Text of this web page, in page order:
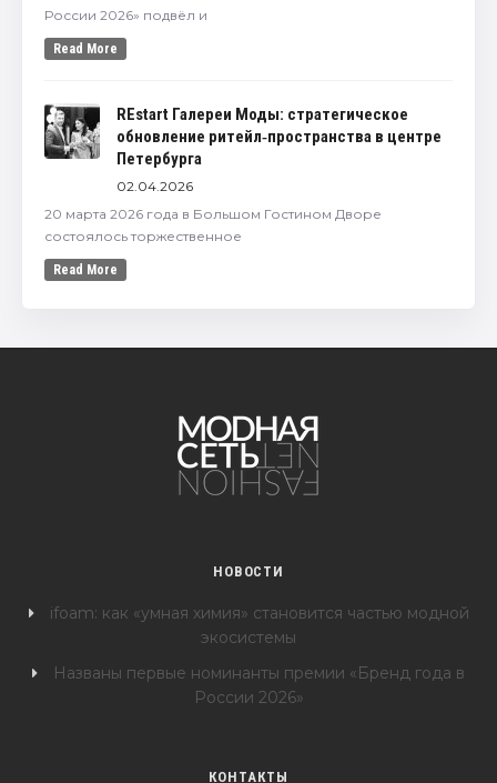
России 2026» подвёл и
Read More
REstart Галереи Моды: стратегическое
обновление ритейл‑пространства в центре
Петербурга
02.04.2026
20 марта 2026 года в Большом Гостином Дворе
состоялось торжественное
Read More
НОВОСТИ
ifoam: как «умная химия» становится частью модной
экосистемы
Названы первые номинанты премии «Бренд года в
России 2026»
КОНТАКТЫ